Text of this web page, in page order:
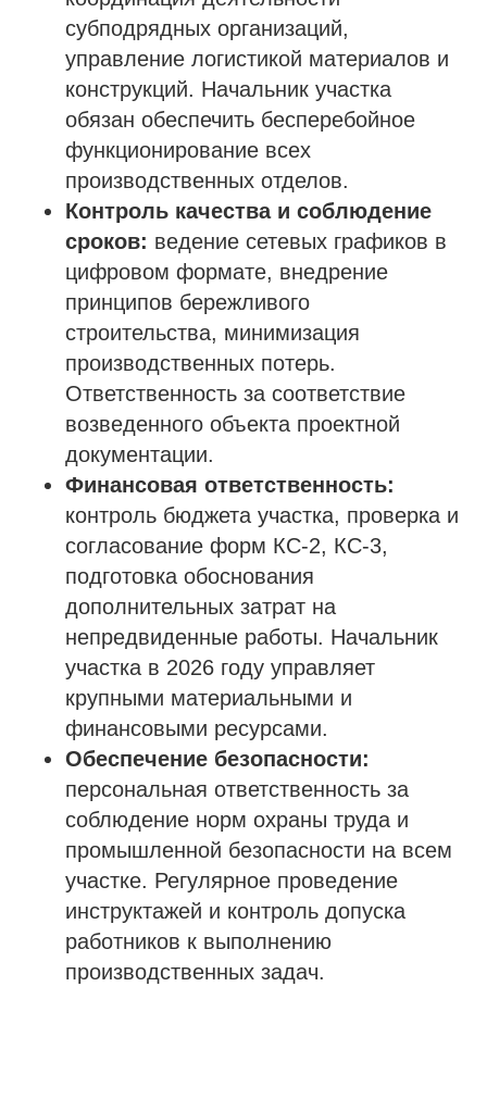
субподрядных организаций,
управление логистикой материалов и
конструкций. Начальник участка
обязан обеспечить бесперебойное
функционирование всех
производственных отделов.
Контроль качества и соблюдение
сроков: ведение сетевых графиков в
цифровом формате, внедрение
принципов бережливого
строительства, минимизация
производственных потерь.
Ответственность за соответствие
возведенного объекта проектной
документации.
Финансовая ответственность:
контроль бюджета участка, проверка и
согласование форм КС-2, КС-3,
подготовка обоснования
дополнительных затрат на
непредвиденные работы. Начальник
участка в 2026 году управляет
крупными материальными и
финансовыми ресурсами.
Обеспечение безопасности:
персональная ответственность за
соблюдение норм охраны труда и
промышленной безопасности на всем
участке. Регулярное проведение
инструктажей и контроль допуска
работников к выполнению
производственных задач.